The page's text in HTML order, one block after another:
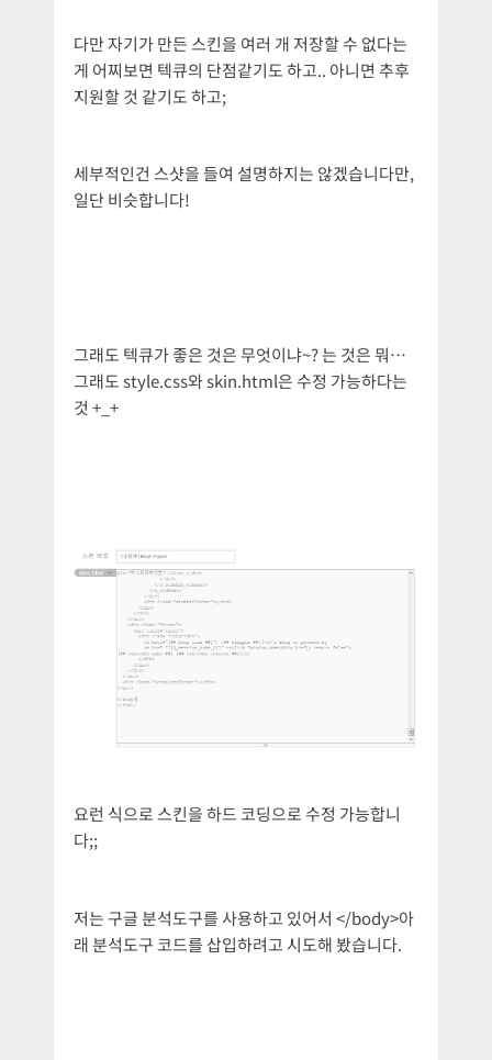
다만 자기가 만든 스킨을 여러 개 저장할 수 없다는
게 어찌보면 텍큐의 단점같기도 하고.. 아니면 추후
지원할 것 같기도 하고;
세부적인건 스샷을 들여 설명하지는 않겠습니다만,
일단 비슷합니다!
그래도 텍큐가 좋은 것은 무엇이냐~? 는 것은 뭐…
그래도 style.css와 skin.html은 수정 가능하다는
것 +_+
요런 식으로 스킨을 하드 코딩으로 수정 가능합니
다;;
저는 구글 분석도구를 사용하고 있어서 </body>아
래 분석도구 코드를 삽입하려고 시도해 봤습니다.